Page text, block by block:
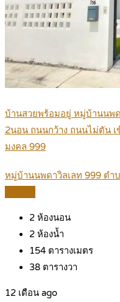
บ้านสวยพร้อมอยู่ หมู่บ้านนพด
2นอน ถนนกว้าง ถนนไม่ตัน เ
มงคล 999
หมู่บ้านนพดาวิลเลท 999 ตำ
2 ห้องนอน
2 ห้องน้ำ
154 ตารางเมตร
38 ตารางวา
12 เดือน ago